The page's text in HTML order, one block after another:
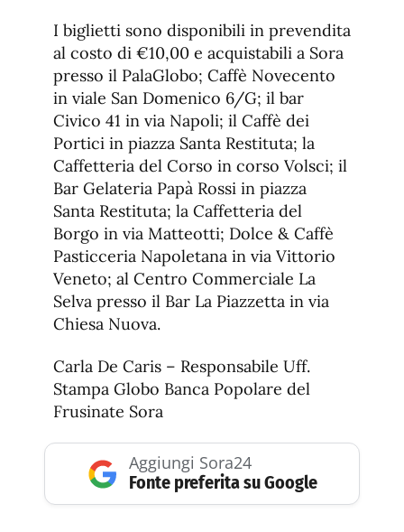
I biglietti sono disponibili in prevendita
al costo di €10,00 e acquistabili a Sora
presso il PalaGlobo; Caffè Novecento
in viale San Domenico 6/G; il bar
Civico 41 in via Napoli; il Caffè dei
Portici in piazza Santa Restituta; la
Caffetteria del Corso in corso Volsci; il
Bar Gelateria Papà Rossi in piazza
Santa Restituta; la Caffetteria del
Borgo in via Matteotti; Dolce & Caffè
Pasticceria Napoletana in via Vittorio
Veneto; al Centro Commerciale La
Selva presso il Bar La Piazzetta in via
Chiesa Nuova.
Carla De Caris – Responsabile Uff.
Stampa Globo Banca Popolare del
Frusinate Sora
Aggiungi Sora24
Fonte preferita su Google